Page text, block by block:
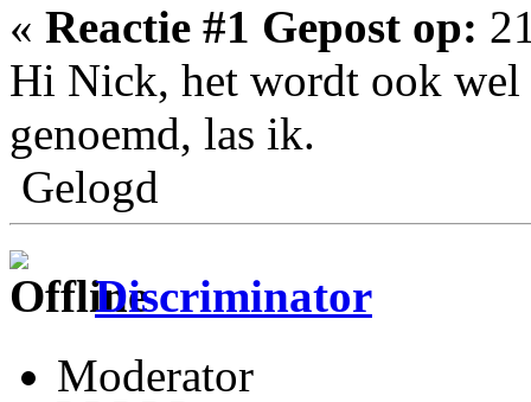
« Reactie #1 Gepost op:
Hi Nick, het wordt ook
genoemd, las ik.
Gelogd
Discriminator
Moderator